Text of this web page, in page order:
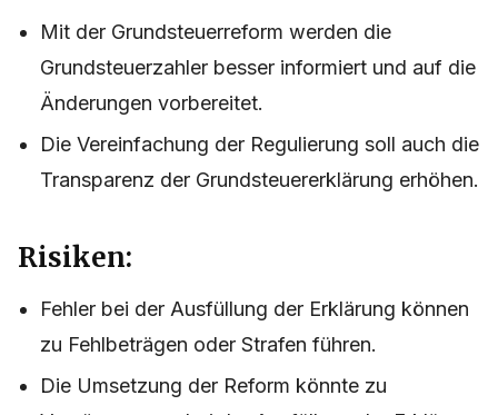
Mit der Grundsteuerreform werden die
Grundsteuerzahler besser informiert und auf die
Änderungen vorbereitet.
Die Vereinfachung der Regulierung soll auch die
Transparenz der Grundsteuererklärung erhöhen.
Risiken:
Fehler bei der Ausfüllung der Erklärung können
zu Fehlbeträgen oder Strafen führen.
Die Umsetzung der Reform könnte zu